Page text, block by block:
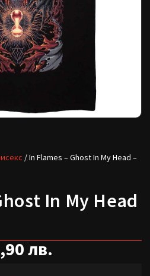
/ In Flames – Ghost In My Head –
In My Head
лв.